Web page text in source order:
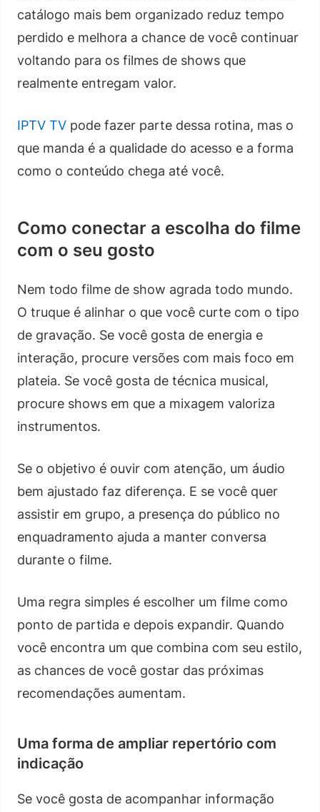
catálogo mais bem organizado reduz tempo
perdido e melhora a chance de você continuar
voltando para os filmes de shows que
realmente entregam valor.
IPTV TV pode fazer parte dessa rotina, mas o
que manda é a qualidade do acesso e a forma
como o conteúdo chega até você.
Como conectar a escolha do filme
com o seu gosto
Nem todo filme de show agrada todo mundo.
O truque é alinhar o que você curte com o tipo
de gravação. Se você gosta de energia e
interação, procure versões com mais foco em
plateia. Se você gosta de técnica musical,
procure shows em que a mixagem valoriza
instrumentos.
Se o objetivo é ouvir com atenção, um áudio
bem ajustado faz diferença. E se você quer
assistir em grupo, a presença do público no
enquadramento ajuda a manter conversa
durante o filme.
Uma regra simples é escolher um filme como
ponto de partida e depois expandir. Quando
você encontra um que combina com seu estilo,
as chances de você gostar das próximas
recomendações aumentam.
Uma forma de ampliar repertório com
indicação
Se você gosta de acompanhar informação